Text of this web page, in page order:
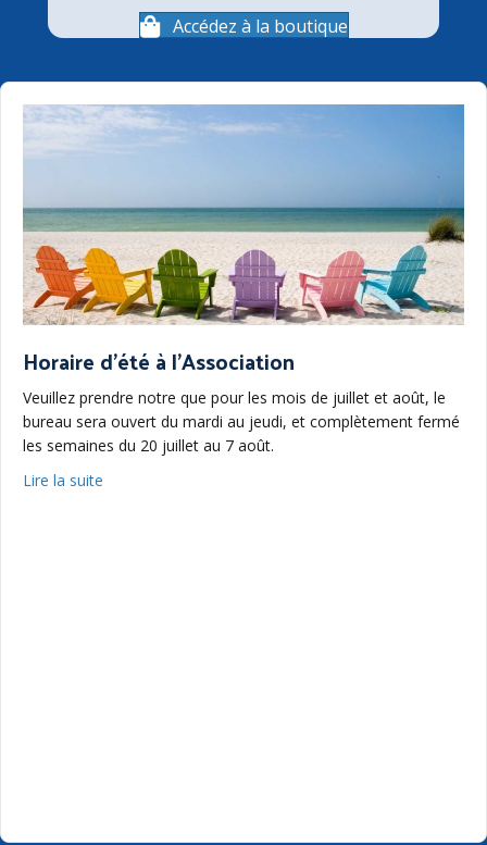
Accédez à la boutique
Horaire d’été à l’Association
Veuillez prendre notre que pour les mois de juillet et août, le
bureau sera ouvert du mardi au jeudi, et complètement fermé
les semaines du 20 juillet au 7 août.
Lire la suite